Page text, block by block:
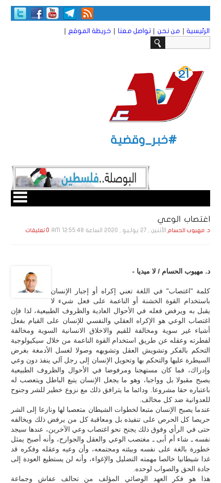
الرئيسية | من نحن | تواصل معنا | خريطة الموقع |
#خبر_وقضية
اغتصاب الوعي
د. مهيوب الحسام الأثنين , 27 يـولـيـو , 2020 الساعة 12:55:48 AM 0 تعليقات
د. مهيوب الحسام / لا ميديا -
كلمة "اغتصاب" في اللغة تعني إكراه أو إجبار الإنسان
باستخدام القوة الخشنة أو الناعمة على فعل شيء لا
يقبل به ويرفض فعله في الأحوال العادية والظروف الطبيعية، لذا فإن
اغتصاب الوعي هو الإكراه العقلي والنفسي للإنسان على القيام بفعل
أشياء غير سوية ومخالفة للقيم والاخلاق الانسانية السوية ومخالفة
لفطرته وعقله عن طريق استخدام القوة الناعمة من خلال سيكيولوجية
التحكم بالفكر وتشويش العقل وتشويهه وصولا لغسل الأدمغة بغرض
السيطرة عليها والتحكم بها وتحويل الإنسان إلى رجل آلي ينفذ دون وعي
وإدراك، فما كان مستهجنا ومرفوضا في الأحوال والظروف الطبيعية
يصبح مقبولا بل وواجبا، وهو ما يجعل الإنسان يتبع الباطل ويتعصب له
باعتباره حقا مشروعا. ودائما ما يترافق ذلك مع نزوع خطير للشر وجنوح
للعدوانية ضد كل مخالف.
عندما يصبح الإنسان متبعا لخطوات الشيطان متعصبا لها ونازعا إلى الشر
حريصا كل الحرص على تنفيذه بل ومعاقبة كل من يرفض ذلك ويخالفه
حتى في الرأي وفوق ذلك يجنح نحو اغتصاب وعي الآخرين، عندها سيجد
نفسه ـ شاء أم أبى ـ مغتصب الوعي والعقل والجوارح، وأنه أصبح يمثل
خطورة بالغة على نفسه وبيئته ومجتمعه، وأن وعيه وعقله وفكره قد
غدا شيطانيا خالصا مهمته التضليل والإغواء، وأنه لن يستطيع العودة إلى
جادة الحق والصواب لوحده.
هذا هو فكر العهد الوصائي المؤلف من تحالف عفاش وجماعة